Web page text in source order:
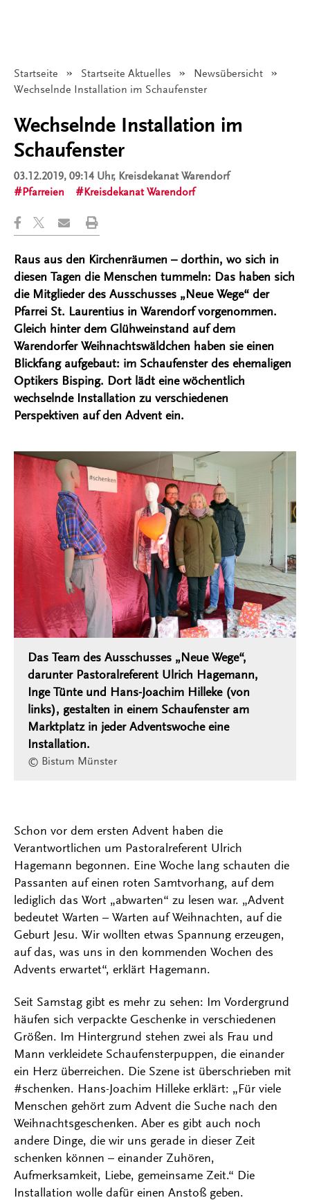
Startseite Startseite Aktuelles
Newsübersicht
Angezeigt:
Wechselnde Installation im Schaufenster
Wechselnde Installation im
Schaufenster
03.12.2019, 09:14 Uhr, Kreisdekanat Warendorf
Pfarreien
Kreisdekanat Warendorf
Raus aus den Kirchenräumen – dorthin, wo sich in
diesen Tagen die Menschen tummeln: Das haben sich
die Mitglieder des Ausschusses „Neue Wege“ der
Pfarrei St. Laurentius in Warendorf vorgenommen.
Gleich hinter dem Glühweinstand auf dem
Warendorfer Weihnachtswäldchen haben sie einen
Blickfang aufgebaut: im Schaufenster des ehemaligen
Optikers Bisping. Dort lädt eine wöchentlich
wechselnde Installation zu verschiedenen
Perspektiven auf den Advent ein.
Das Team des Ausschusses „Neue Wege“,
darunter Pastoralreferent Ulrich Hagemann,
Inge Tünte und Hans-Joachim Hilleke (von
links), gestalten in einem Schaufenster am
Marktplatz in jeder Adventswoche eine
Installation.
© Bistum Münster
Schon vor dem ersten Advent haben die
Verantwortlichen um Pastoralreferent Ulrich
Hagemann begonnen. Eine Woche lang schauten die
Passanten auf einen roten Samtvorhang, auf dem
lediglich das Wort „abwarten“ zu lesen war. „Advent
bedeutet Warten – Warten auf Weihnachten, auf die
Geburt Jesu. Wir wollten etwas Spannung erzeugen,
auf das, was uns in den kommenden Wochen des
Advents erwartet“, erklärt Hagemann.
Seit Samstag gibt es mehr zu sehen: Im Vordergrund
häufen sich verpackte Geschenke in verschiedenen
Größen. Im Hintergrund stehen zwei als Frau und
Mann verkleidete Schaufensterpuppen, die einander
ein Herz überreichen. Die Szene ist überschrieben mit
#schenken. Hans-Joachim Hilleke erklärt: „Für viele
Menschen gehört zum Advent die Suche nach den
Weihnachtsgeschenken. Aber es gibt auch noch
andere Dinge, die wir uns gerade in dieser Zeit
schenken können – einander Zuhören,
Aufmerksamkeit, Liebe, gemeinsame Zeit.“ Die
Installation wolle dafür einen Anstoß geben.